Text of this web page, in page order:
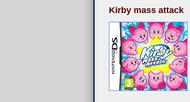
Kirby mass attack